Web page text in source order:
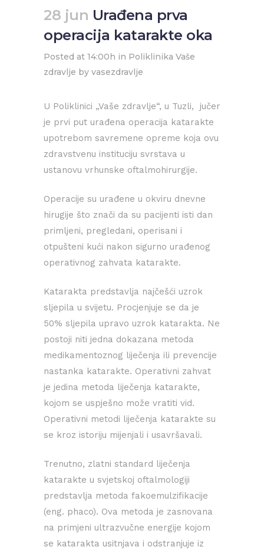
28 jun Urađena prva
operacija katarakte oka
Posted at 14:00h in Poliklinika Vaše
zdravlje by vasezdravlje
U Poliklinici „Vaše zdravlje“, u Tuzli, jučer
je prvi put urađena operacija katarakte
upotrebom savremene opreme koja ovu
zdravstvenu instituciju svrstava u
ustanovu vrhunske oftalmohirurgije.
Operacije su urađene u okviru dnevne
hirugije što znači da su pacijenti isti dan
primljeni, pregledani, operisani i
otpušteni kući nakon sigurno urađenog
operativnog zahvata katarakte.
Katarakta predstavlja najčešći uzrok
sljepila u svijetu. Procjenjuje se da je
50% sljepila upravo uzrok katarakta. Ne
postoji niti jedna dokazana metoda
medikamentoznog liječenja ili prevencije
nastanka katarakte. Operativni zahvat
je jedina metoda liječenja katarakte,
kojom se uspješno može vratiti vid.
Operativni metodi liječenja katarakte su
se kroz istoriju mijenjali i usavršavali.
Trenutno, zlatni standard liječenja
katarakte u svjetskoj oftalmologiji
predstavlja metoda fakoemulzifikacije
(eng. phaco). Ova metoda je zasnovana
na primjeni ultrazvučne energije kojom
se katarakta usitnjava i odstranjuje iz